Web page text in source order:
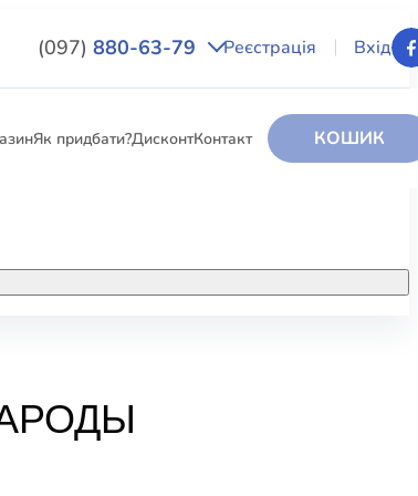
(097) 880-63-79 Реєстрація Вхід
Як придбати?ДисконтКонтакт КОШИК